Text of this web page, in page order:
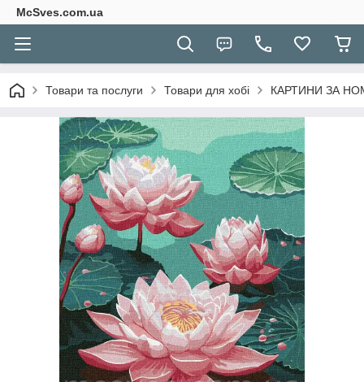
McSves.com.ua
Товари та послуги Товари для хобі КАРТИНИ ЗА